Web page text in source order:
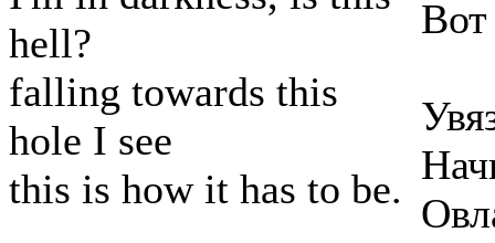
hell?
falling towards this
hole I see
this is how it has to be.